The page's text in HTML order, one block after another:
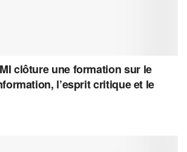
clôture une formation sur le
l’esprit critique et le